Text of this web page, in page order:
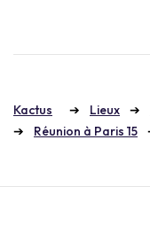
Kactus Lieux
Réunion à Paris 15